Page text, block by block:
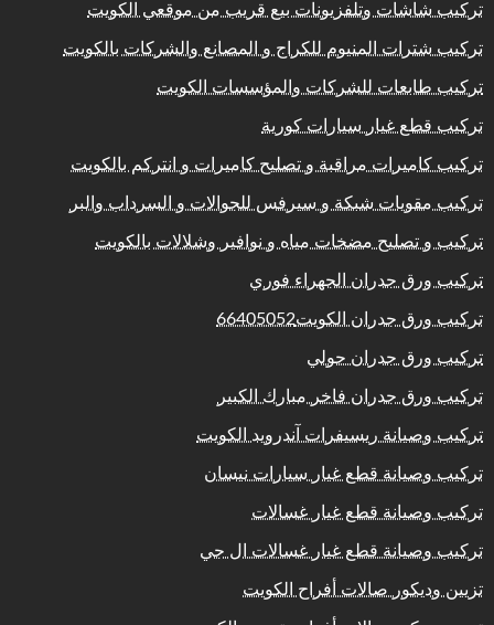
تركيب شاشات وتلفزيونات بيع قريب من موقعي الكويت
تركيب شترات المنيوم للكراج و المصانع والشركات بالكويت
تركيب طابعات للشركات والمؤسسات الكويت
تركيب قطع غيار سيارات كورية
تركيب كاميرات مراقبة و تصليح كاميرات و انتركم بالكويت
تركيب مقويات شبكة و سيرفس للجوالات و السرداب والبر
تركيب و تصليح مضخات مياه و نوافير وشلالات بالكويت
تركيب ورق جدران الجهراء فوري
تركيب ورق جدران الكويت66405052
تركيب ورق جدران حولي
تركيب ورق جدران فاخر مبارك الكبير
تركيب وصيانة ريسيفرات آندرويد الكويت
تركيب وصيانة قطع غيار سيارات نيسان
تركيب وصيانة قطع غيار غسالات
تركيب وصيانة قطع غيار غسالات ال جي
تزيين وديكور صالات أفراح الكويت